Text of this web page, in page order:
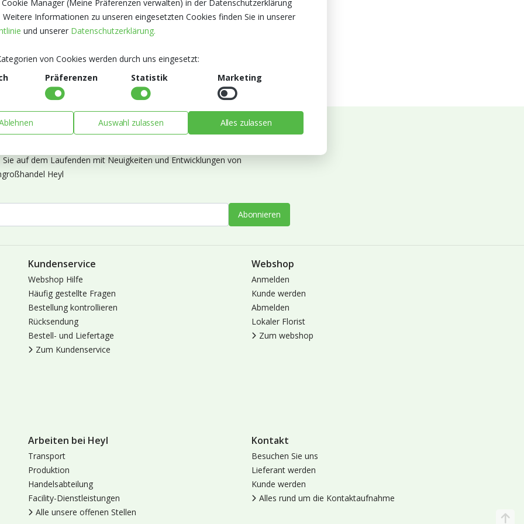
Sie unseren Newsletter
Sie auf dem Laufenden mit Neuigkeiten und Entwicklungen von
Heyl
Abonnieren
Kundenservice
Webshop Hilfe
Häufig gestellte Fragen
Bestellung kontrollieren
Rücksendung
Bestell- und Liefertage
Zum Kundenservice
Webshop
Anmelden
Kunde werden
Abmelden
Lokaler Florist
Zum webshop
Arbeiten bei Heyl
Transport
Produktion
Handelsabteilung
Facility-Dienstleistungen
Alle unsere offenen Stellen
Kontakt
Besuchen Sie uns
Lieferant werden
Kunde werden
Alles rund um die Kontaktaufnahme
Manager (Meine Präferenzen verwalten) in der Datenschutzerklärung
Weitere Informationen zu unseren eingesetzten Cookies finden Sie in unserer
und unserer Datenschutzerklärung.
von Cookies werden durch uns eingesetzt:
Präferenzen Statistik Marketing
Auswahl zulassen Alles zulassen